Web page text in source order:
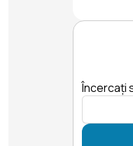
Încercați